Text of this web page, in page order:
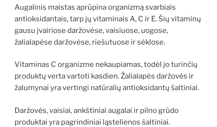
Augalinis maistas aprūpina organizmą svarbiais
antioksidantais, tarp jų vitaminais A, C ir E. Šių vitaminų
gausu įvairiose daržovėse, vaisiuose, uogose,
žalialapėse daržovėse, riešutuose ir sėklose.
Vitaminas C organizme nekaupiamas, todėl jo turinčių
produktų verta vartoti kasdien. Žalialapės daržovės ir
žalumynai yra vertingi natūralių antioksidantų šaltiniai.
Daržovės, vaisiai, ankštiniai augalai ir pilno grūdo
produktai yra pagrindiniai ląstelienos šaltiniai.